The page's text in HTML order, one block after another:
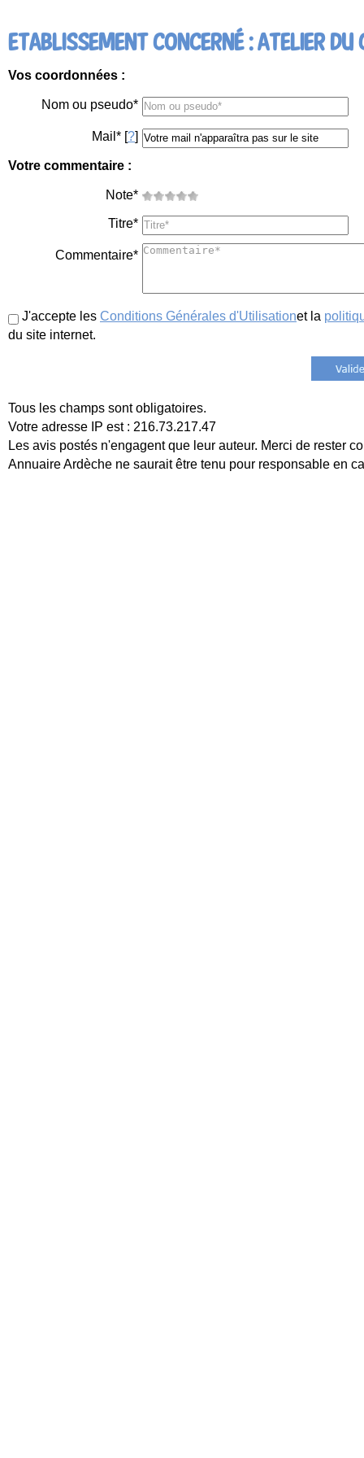
ETABLISSEMENT CONCERNÉ : ATELIER DU
Vos coordonnées :
Nom ou pseudo*
Mail* [?]
Votre commentaire :
Note*
Titre*
Commentaire*
J'accepte les Conditions Générales d'Utilisationet la
du site internet.
Tous les champs sont obligatoires.
Votre adresse IP est : 216.73.217.47
Les avis postés n'engagent que leur auteur. Merci de rester
Annuaire Ardèche ne saurait être tenu pour responsable en